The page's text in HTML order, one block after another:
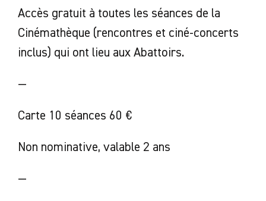
Accès gratuit à toutes les séances de la
Cinémathèque (rencontres et ciné-concerts
inclus) qui ont lieu aux Abattoirs.
—
Carte 10 séances 60 €
Non nominative, valable 2 ans
—